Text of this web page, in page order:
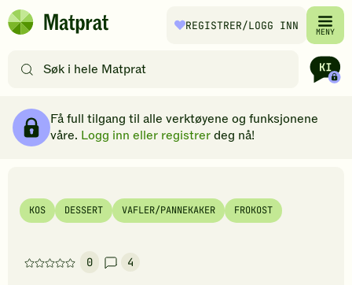
Hopp til hovedinnhold
Matprat
REGISTRER/LOGG INN MENY
etter
filtre
Få full tilgang til alle verktøyene og funksjonene
våre. Logg inn eller registrerdeg nå!
KOS DESSERT VAFLER/PANNEKAKER FROKOST
0
Denne
4